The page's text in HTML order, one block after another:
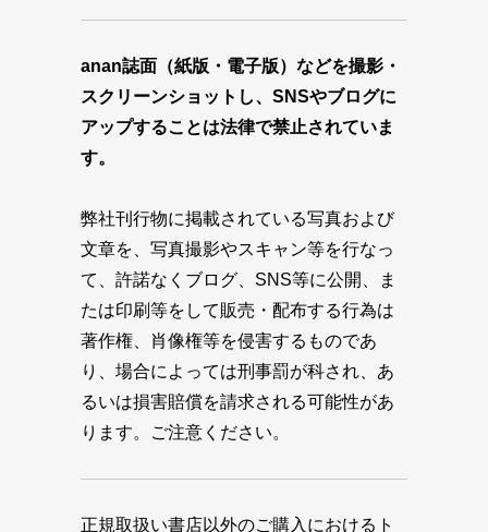
anan誌面（紙版・電子版）などを撮影・
スクリーンショットし、SNSやブログに
アップすることは法律で禁止されていま
す。
弊社刊行物に掲載されている写真および
文章を、写真撮影やスキャン等を行なっ
て、許諾なくブログ、SNS等に公開、ま
たは印刷等をして販売・配布する行為は
著作権、肖像権等を侵害するものであ
り、場合によっては刑事罰が科され、あ
るいは損害賠償を請求される可能性があ
ります。ご注意ください。
正規取扱い書店以外のご購入におけるト